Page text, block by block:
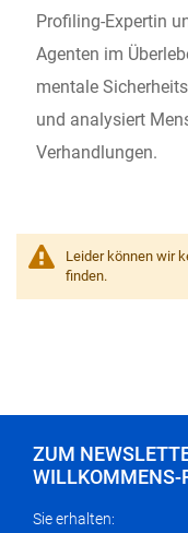
Profiling-Expertin
Agenten im
mentale
und analysiert
Verhandlungen.
Leider können wir
finden.
ZUM
WILLKOMMENS-
Sie erhalten: